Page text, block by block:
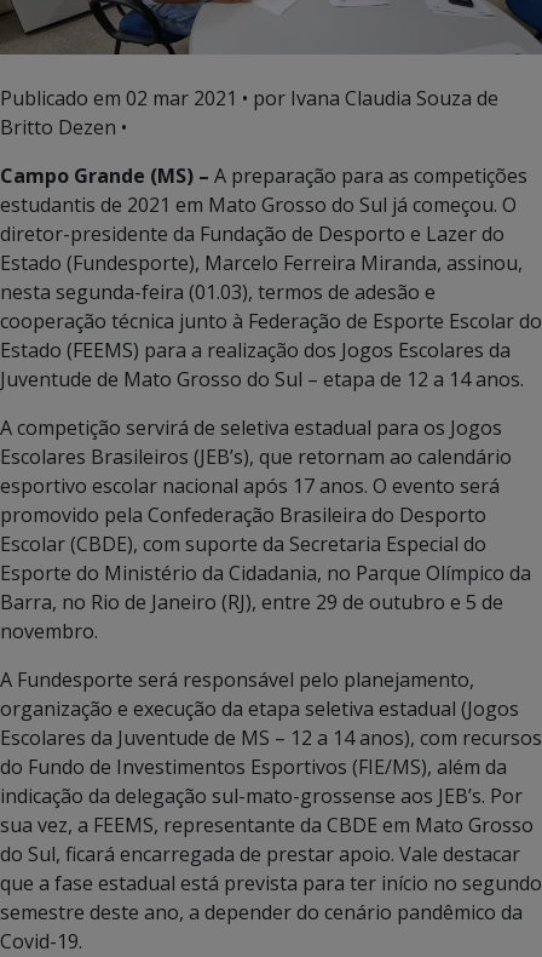
Publicado em 02 mar 2021 • por Ivana Claudia Souza de
Britto Dezen •
Campo Grande (MS) – A preparação para as competições
estudantis de 2021 em Mato Grosso do Sul já começou. O
diretor-presidente da Fundação de Desporto e Lazer do
Estado (Fundesporte), Marcelo Ferreira Miranda, assinou,
nesta segunda-feira (01.03), termos de adesão e
cooperação técnica junto à Federação de Esporte Escolar do
Estado (FEEMS) para a realização dos Jogos Escolares da
Juventude de Mato Grosso do Sul – etapa de 12 a 14 anos.
A competição servirá de seletiva estadual para os Jogos
Escolares Brasileiros (JEB’s), que retornam ao calendário
esportivo escolar nacional após 17 anos. O evento será
promovido pela Confederação Brasileira do Desporto
Escolar (CBDE), com suporte da Secretaria Especial do
Esporte do Ministério da Cidadania, no Parque Olímpico da
Barra, no Rio de Janeiro (RJ), entre 29 de outubro e 5 de
novembro.
A Fundesporte será responsável pelo planejamento,
organização e execução da etapa seletiva estadual (Jogos
Escolares da Juventude de MS – 12 a 14 anos), com recursos
do Fundo de Investimentos Esportivos (FIE/MS), além da
indicação da delegação sul-mato-grossense aos JEB’s. Por
sua vez, a FEEMS, representante da CBDE em Mato Grosso
do Sul, ficará encarregada de prestar apoio. Vale destacar
que a fase estadual está prevista para ter início no segundo
semestre deste ano, a depender do cenário pandêmico da
Covid-19.